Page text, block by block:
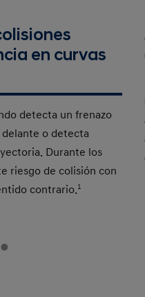
en curvas
detecta un frenazo
o detecta
Durante los
riesgo de colisión con
contrario.1